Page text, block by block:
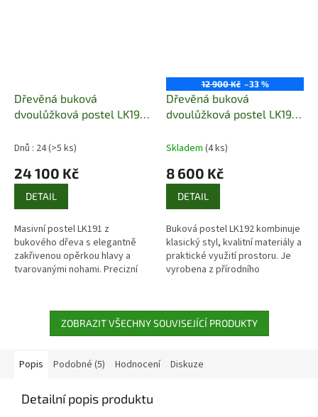
Dřevěná buková
dvoulůžková postel LK191
Dnů : 24(>5 ks)
24 100 Kč
DETAIL
Masivní postel LK191 z
bukového dřeva s elegantně
zakřivenou opěrkou hlavy a
tvarovanými nohami. Precizní
12 900 Kč –33 %
Dřevěná buková
dvoulůžková postel LK192
skladem
Skladem (4 ks)
8 600 Kč
DETAIL
Buková postel LK192 kombinuje
klasický styl, kvalitní materiály a
praktické využití prostoru. Je
vyrobena z přírodního
ZOBRAZIT VŠECHNY SOUVISEJÍCÍ PRODUKTY
Popis Podobné (5) Hodnocení Diskuze
Detailní popis produktu